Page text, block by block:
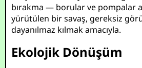
bırakma — borular ve pompalar
yürütülen bir savaş, gereksiz
dayanılmaz kılmak amacıyla.
Ekolojik Dönüşüm